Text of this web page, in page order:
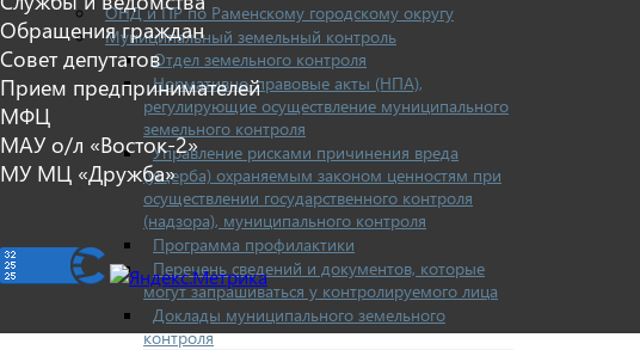
ОНД и ПР по Раменскому городскому округу
Муниципальный земельный контроль
Отдел земельного контроля
Нормативно-правовые акты (НПА),
регулирующие осуществление муниципального
земельного контроля
Управление рисками причинения вреда
(ущерба) охраняемым законом ценностям при
осуществлении государственного контроля
(надзора), муниципального контроля
Программа профилактики
Перечень сведений и документов, которые
могут запрашиваться у контролируемого лица
Доклады муниципального земельного
контроля
Обращения граждан
Совет депутатов
Прием предпринимателей
МФЦ
МАУ о/л «Восток-2»
МУ МЦ «Дружба»